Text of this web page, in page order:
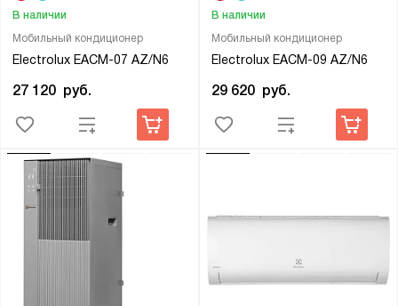
Мобильный кондиционер
Electrolux EACM-07 AZ/N6
В наличии
27 120 руб.
Мобильный кондиционер
Electrolux EACM-09 AZ/N6
В наличии
29 620 руб.